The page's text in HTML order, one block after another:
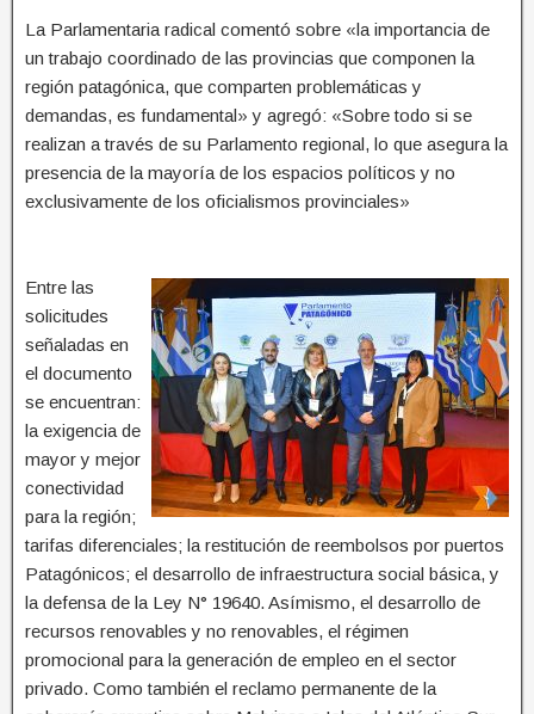
La Parlamentaria radical comentó sobre «la importancia de
un trabajo coordinado de las provincias que componen la
región patagónica, que comparten problemáticas y
demandas, es fundamental» y agregó: «Sobre todo si se
realizan a través de su Parlamento regional, lo que asegura la
presencia de la mayoría de los espacios políticos y no
exclusivamente de los oficialismos provinciales»
Entre las
solicitudes
señaladas en
el documento
se encuentran:
la exigencia de
mayor y mejor
conectividad
para la región;
tarifas diferenciales; la restitución de reembolsos por puertos
Patagónicos; el desarrollo de infraestructura social básica, y
la defensa de la Ley N° 19640. Asímismo, el desarrollo de
recursos renovables y no renovables, el régimen
promocional para la generación de empleo en el sector
privado. Como también el reclamo permanente de la